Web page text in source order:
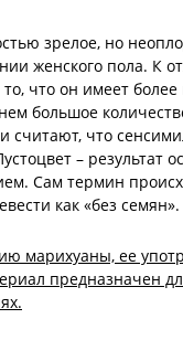
зрелое, но
женского пола. К
то, что он имеет
большое
считают, что
– результат
Сам термин
как «без семян».
марихуаны, ее
предназначен